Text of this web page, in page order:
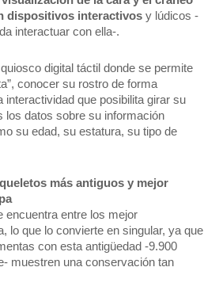
dispositivos interactivos y lúdicos -
interactuar con ella-.
digital táctil donde se permite
conocer su rostro de forma
interactividad que posibilita girar su
los datos sobre su información
su edad, su estatura, su tipo de
más antiguos y mejor
encuentra entre los mejor
lo que lo convierte en singular, ya que
con esta antigüedad -9.900
muestren una conservación tan